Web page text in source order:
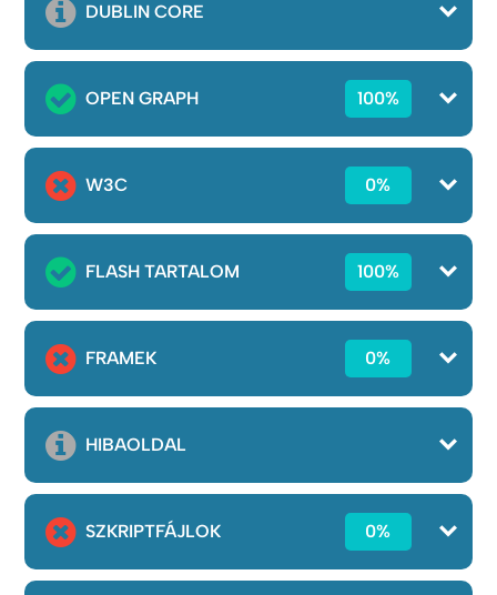
DUBLIN CORE
OPEN GRAPH 100%
W3C 0%
FLASH TARTALOM 100%
FRAMEK 0%
HIBAOLDAL
SZKRIPTFÁJLOK 0%